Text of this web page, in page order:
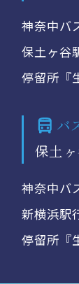
神奈中バ
保土ヶ谷
停留所『
バ
保土
神奈中バ
新横浜駅
停留所『